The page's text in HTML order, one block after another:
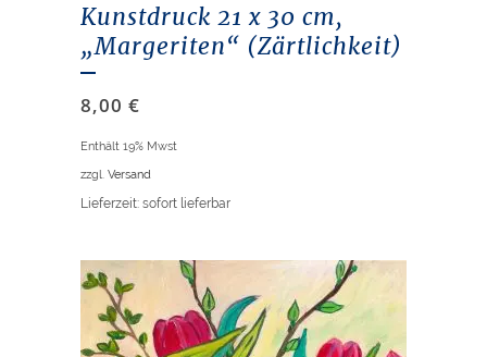
Kunstdruck 21 x 30 cm,
„Margeriten“ (Zärtlichkeit)
8,00 €
Enthält 19% Mwst
zzgl. Versand
Lieferzeit: sofort lieferbar